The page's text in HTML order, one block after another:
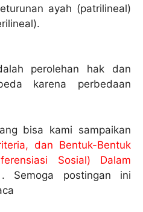
ayah (patrilineal)
perolehan hak dan
karena perbedaan
bisa kami sampaikan
dan Bentuk-Bentuk
Sosial) Dalam
Semoga postingan ini